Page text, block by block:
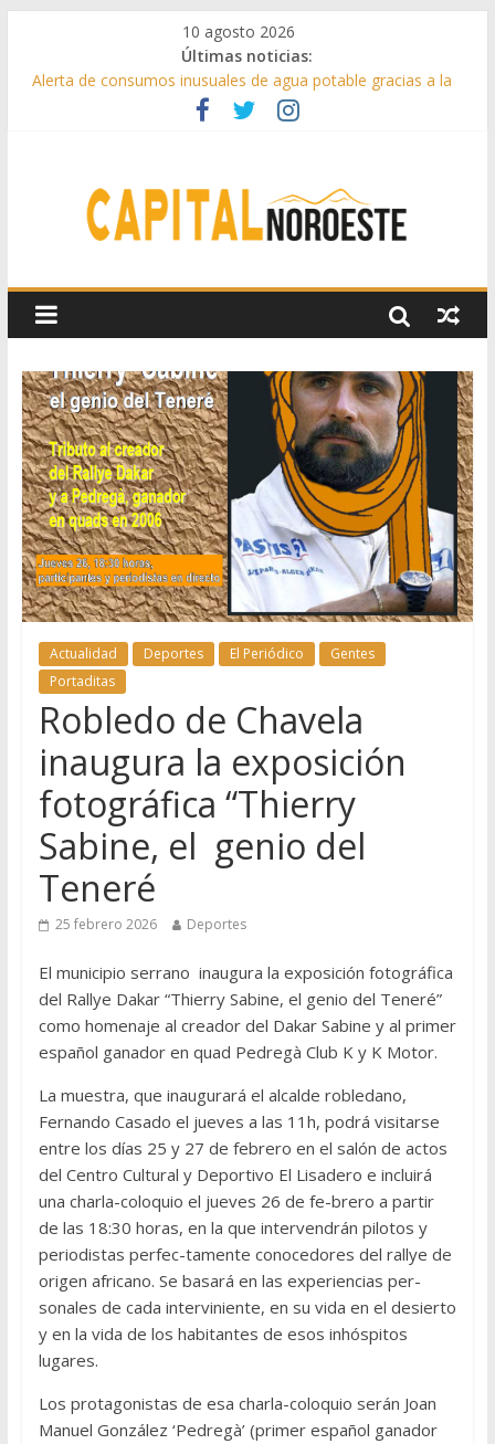
10 agosto 2026
Últimas noticias:
Alerta de consumos inusuales de agua potable gracias a la
telelectura de Canal de Isabel II
Francisco Garcinuño rescata la historia taurina de Casavieja
patronales de Pozuelo
El Festival Escenas de Verano llega al ecuador de su VII
beneficios fiscales en 2025
Actualidad Deportes El Periódico
Gentes
Portaditas
Robledo de Chavela
inaugura la exposición
fotográfica “Thierry
Sabine, el genio del
Teneré
25 febrero 2026 Deportes
El municipio serrano inaugura la exposición fotográfica
del Rallye Dakar “Thierry Sabine, el genio del Teneré”
como homenaje al creador del Dakar Sabine y al primer
español ganador en quad Pedregà Club K y K Motor.
La muestra, que inaugurará el alcalde robledano,
Fernando Casado el jueves a las 11h, podrá visitarse
entre los días 25 y 27 de febrero en el salón de actos
del Centro Cultural y Deportivo El Lisadero e incluirá
una charla-coloquio el jueves 26 de fe-brero a partir
de las 18:30 horas, en la que intervendrán pilotos y
periodistas perfec-tamente conocedores del rallye de
origen africano. Se basará en las experiencias per-
sonales de cada interviniente, en su vida en el desierto
y en la vida de los habitantes de esos inhóspitos
lugares.
Los protagonistas de esa charla-coloquio serán Joan
Manuel González ‘Pedregà’ (primer español ganador